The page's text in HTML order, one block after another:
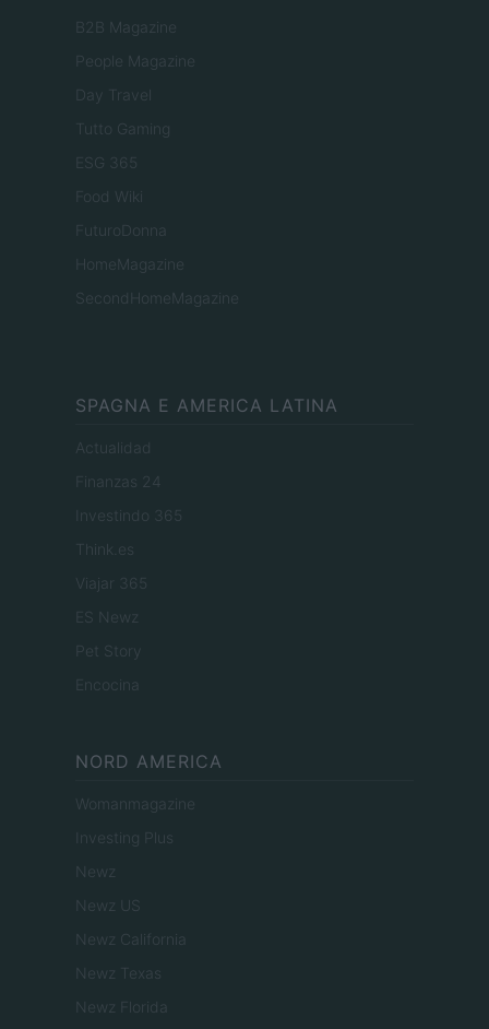
B2B Magazine
People Magazine
Day Travel
Tutto Gaming
ESG 365
Food Wiki
FuturoDonna
HomeMagazine
SecondHomeMagazine
SPAGNA E AMERICA LATINA
Actualidad
Finanzas 24
Investindo 365
Think.es
Viajar 365
ES Newz
Pet Story
Encocina
NORD AMERICA
Womanmagazine
Investing Plus
Newz
Newz US
Newz California
Newz Texas
Newz Florida